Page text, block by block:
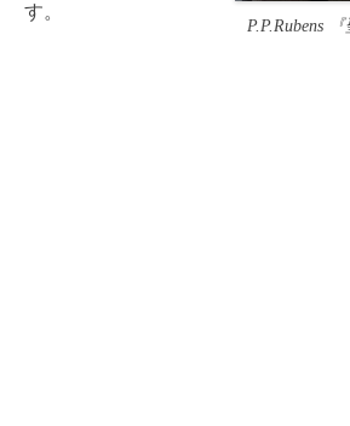
P.P.Rubens
す。